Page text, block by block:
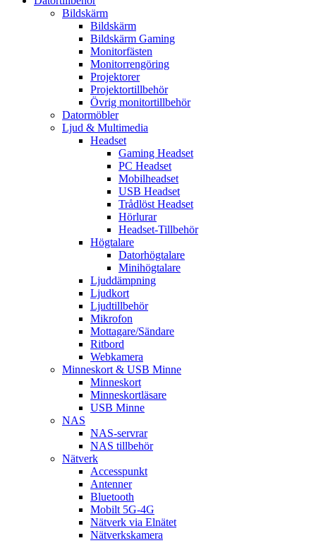
Bildskärm
Bildskärm
Bildskärm Gaming
Monitorfästen
Monitorrengöring
Projektorer
Projektortillbehör
Övrig monitortillbehör
Datormöbler
Ljud & Multimedia
Headset
Gaming Headset
PC Headset
Mobilheadset
USB Headset
Trådlöst Headset
Hörlurar
Headset-Tillbehör
Högtalare
Datorhögtalare
Minihögtalare
Ljuddämpning
Ljudkort
Ljudtillbehör
Mikrofon
Mottagare/Sändare
Ritbord
Webkamera
Minneskort & USB Minne
Minneskort
Minneskortläsare
USB Minne
NAS
NAS-servrar
NAS tillbehör
Nätverk
Accesspunkt
Antenner
Bluetooth
Mobilt 5G-4G
Nätverk via Elnätet
Nätverkskamera